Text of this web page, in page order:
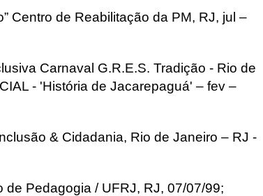
Centro de Reabilitação da PM, RJ, jul –
Carnaval G.R.E.S. Tradição - Rio de
- 'História de Jacarepaguá' – fev –
& Cidadania, Rio de Janeiro – RJ -
de Pedagogia / UFRJ, RJ, 07/07/99;